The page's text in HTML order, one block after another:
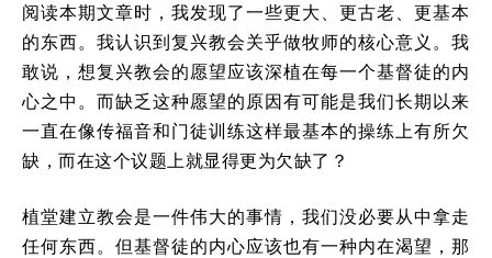
阅读本期文章时，我发现了一些更大、更古老、更基本
的东西。我认识到复兴教会关乎做牧师的核心意义。我
敢说，想复兴教会的愿望应该深植在每一个基督徒的内
心之中。而缺乏这种愿望的原因有可能是我们长期以来
一直在像传福音和门徒训练这样最基本的操练上有所欠
缺，而在这个议题上就显得更为欠缺了？
植堂建立教会是一件伟大的事情，我们没必要从中拿走
任何东西。但基督徒的内心应该也有一种内在渴望，那